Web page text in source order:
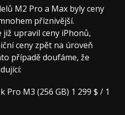
M2 Pro a Max byly ceny
příznivější.
již upravil ceny iPhonů,
ceny zpět na úroveň
případě doufáme, že
Pro M3 (256 GB) 1 299 $ / 1